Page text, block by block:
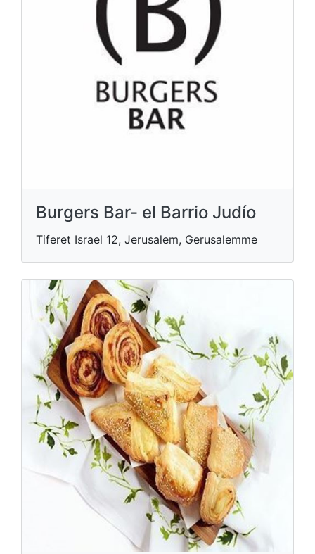
Burgers Bar- el Barrio Judío
Tiferet Israel 12, Jerusalem, Gerusalemme